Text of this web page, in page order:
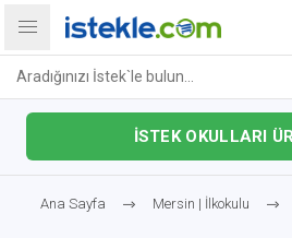
İSTEK OKULLARI
Ana Sayfa Mersin | İlkokulu